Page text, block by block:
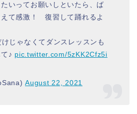
いってお願いしといたら、ば
えて感激！ 復習して踊れるよ
じゃなくてダンスレッスンも
♪ pic.twitter.com/5zKK2Cfz5i
August 22, 2021